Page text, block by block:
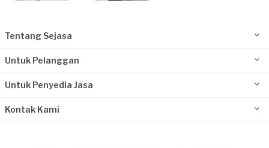
Tentang Sejasa
Untuk Pelanggan
Untuk Penyedia Jasa
Kontak Kami